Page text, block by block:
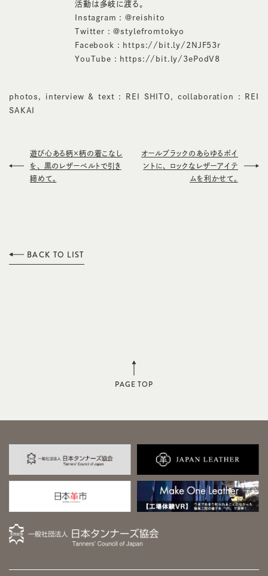
活動は多岐に渡る。
Instagram :@reishito
Twitter :@stylefromtokyo
Facebook :
https://bit.ly/2NJF53r
YouTube :
https://bit.ly/3ePodV8
photos, interview & text : REI SHITO, collaboration : REI
SAKAI
遊び心ある柄×柄の着こなし
を、 黒のレザーベルトで引き
締めて。
オールブラックのあらゆるポイ
ントに、 ロックなレザーアイテ
ムを利かせて。
BACK TO LIST
PAGE TOP